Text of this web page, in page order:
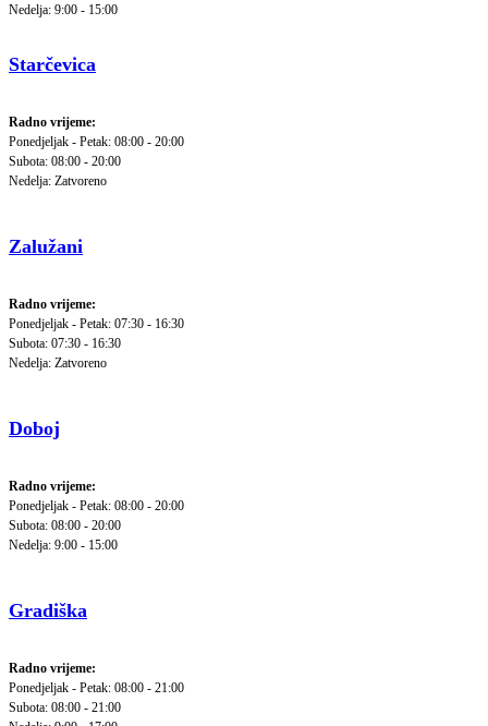
Nedelja: 9:00 - 15:00
Starčevica
Radno vrijeme:
Ponedjeljak - Petak: 08:00 - 20:00
Subota: 08:00 - 20:00
Nedelja: Zatvoreno
Zalužani
Radno vrijeme:
Ponedjeljak - Petak: 07:30 - 16:30
Subota: 07:30 - 16:30
Nedelja: Zatvoreno
Doboj
Radno vrijeme:
Ponedjeljak - Petak: 08:00 - 20:00
Subota: 08:00 - 20:00
Nedelja: 9:00 - 15:00
Gradiška
Radno vrijeme:
Ponedjeljak - Petak: 08:00 - 21:00
Subota: 08:00 - 21:00